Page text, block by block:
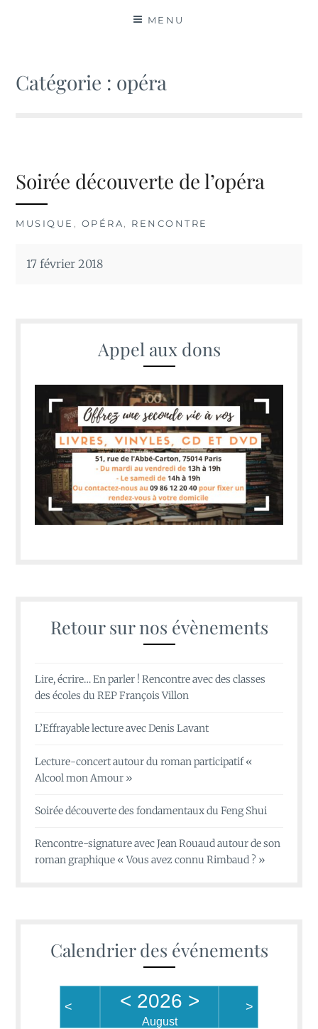
MENU
Catégorie : opéra
Soirée découverte de l’opéra
MUSIQUE , OPÉRA, RENCONTRE
17 février 2018
Appel aux dons
Retour sur nos évènements
Lire, écrire… En parler ! Rencontre avec des classes
des écoles du REP François Villon
L’Effrayable lecture avec Denis Lavant
Lecture-concert autour du roman participatif «
Alcool mon Amour »
Soirée découverte des fondamentaux du Feng Shui
Rencontre-signature avec Jean Rouaud autour de son
roman graphique « Vous avez connu Rimbaud ? »
Calendrier des événements
< < 2026 >
August
>